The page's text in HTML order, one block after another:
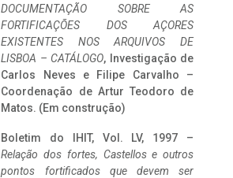
DOCUMENTAÇÃO SOBRE AS
FORTIFICAÇÕES DOS AÇORES
EXISTENTES NOS ARQUIVOS DE
LISBOA – CATÁLOGO, Investigação de
Carlos Neves e Filipe Carvalho –
Coordenação de Artur Teodoro de
Matos. (Em construção)
Boletim do IHIT, Vol. LV, 1997 –
Relação dos fortes, Castellos e outros
pontos fortificados que devem ser